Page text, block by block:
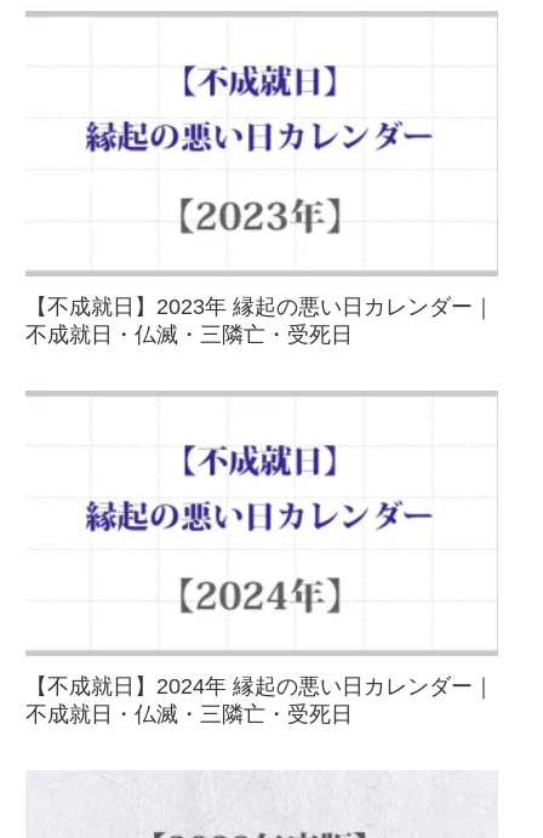
【不成就日】2023年 縁起の悪い日カレンダー｜
不成就日・仏滅・三隣亡・受死日
【不成就日】2024年 縁起の悪い日カレンダー｜
不成就日・仏滅・三隣亡・受死日